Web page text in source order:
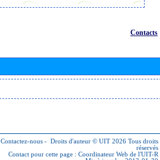
Contacts
Contactez-nous - Droits d'auteur © UIT 2026 Tous droits
réservés
Contact pour cette page : Coordinateur Web de l'UIT-R